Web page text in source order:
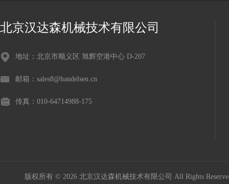
北京汉达森机械技术有限公司
地址：北京市顺义区 旭辉空港中心 D-207
邮箱：sales8@handelsen.cn
传真：010-64714988-175
版权所有 © 2026 北京汉达森机械技术有限公司 All Rights